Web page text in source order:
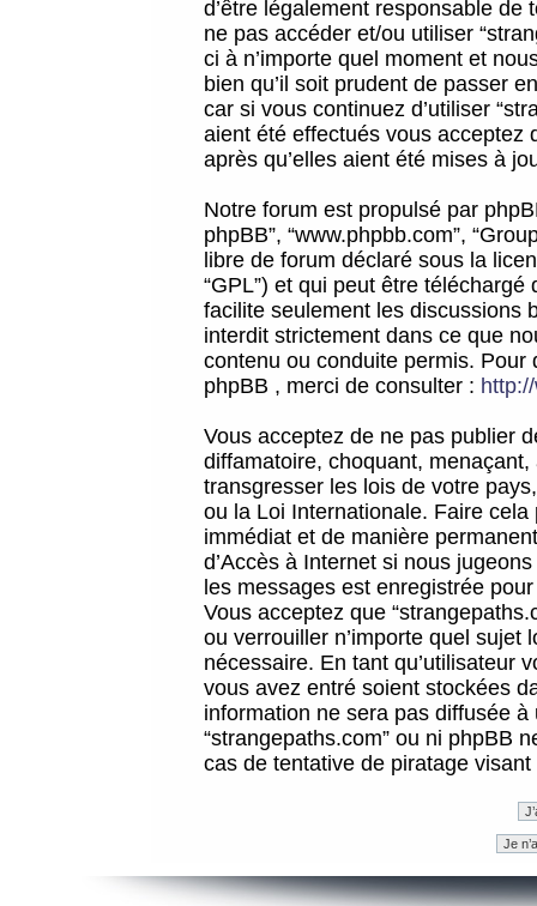
d’être légalement responsable
ne pas accéder et/ou utiliser
ci à n’importe quel moment et
bien qu’il soit prudent de passer
car si vous continuez d’utiliser
aient été effectués vous acceptez
après qu’elles aient été mises à
Notre forum est propulsé par
phpBB”, “www.phpbb.com”,
libre de forum déclaré sous la
“GPL”) et qui peut être téléchargé
facilite seulement les discussions
interdit strictement dans ce que
contenu ou conduite permis.
phpBB , merci de consulter :
Vous acceptez de ne pas publier
diffamatoire, choquant,
transgresser les lois de votre
ou la Loi Internationale. Faire
immédiat et de manière
d’Accès à Internet si nous
les messages est enregistrée
Vous acceptez que
ou verrouiller n’importe quel sujet
nécessaire. En tant qu’utilisateur
vous avez entré soient stockées
information ne sera pas diffusée
“strangepaths.com” ou ni phpBB
cas de tentative de piratage